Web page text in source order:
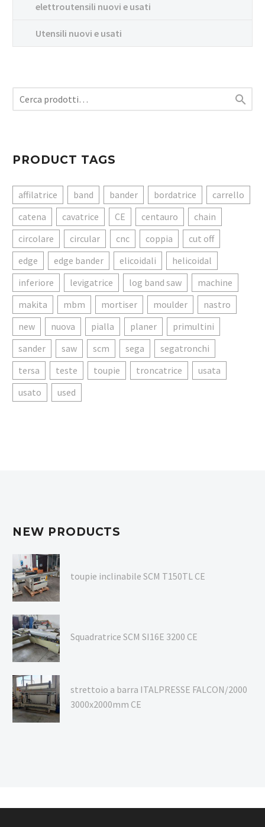
elettroutensili nuovi e usati
Utensili nuovi e usati

PRODUCT TAGS
affilatrice band bander bordatrice
carrello
catena
cavatrice CE centauro
chain
circolare
circular cnc coppia
cut off
edge
edge bander elicoidali
helicoidal
inferiore
levigatrice log band saw
machine
makita
mbm mortiser moulder
nastro
new
nuova pialla planer
primultini
sander
saw scm sega
segatronchi
tersa
teste toupie troncatrice
usata
usato
used
NEW PRODUCTS
toupie inclinabile SCM T150TL CE
Squadratrice SCM SI16E 3200 CE
strettoio a barra ITALPRESSE FALCON/2000
3000x2000mm CE